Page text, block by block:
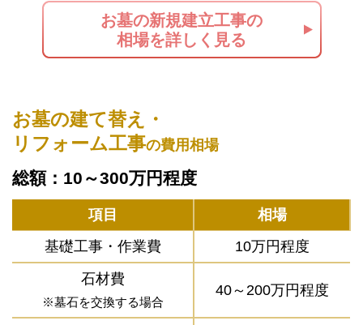
お墓の新規建立工事の
相場を詳しく見る
お墓の建て替え・
リフォーム工事の費用相場
総額：10～300万円程度
項目
相場
基礎工事・作業費
10万円程度
石材費
※墓石を交換する場合
40～200万円程度